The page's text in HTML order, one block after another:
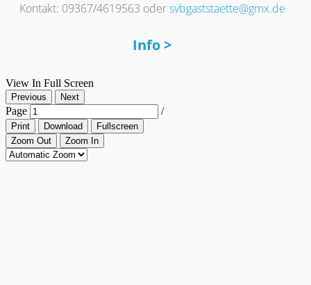
Kontakt: 09367/4619563 odersvbgaststaette@gmx.de
Info >